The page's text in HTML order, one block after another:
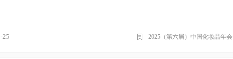
2025（第六届）中国化妆品年会
25